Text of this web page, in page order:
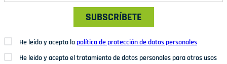
SUBSCRÍBETE
He leído y acepto lapolítica de protección de datos personales
He leído y acepto el tratamiento de datos personales para otros usos